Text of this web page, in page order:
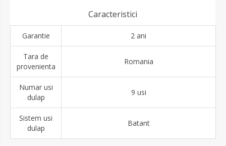
Caracteristici
Garantie 2 ani
Tara de
provenienta
Romania
Numar usi
dulap
9 usi
Sistem usi
dulap
Batant